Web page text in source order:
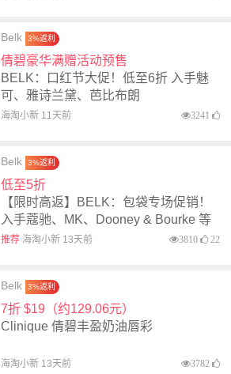
Belk 3%返利
倩碧豪华满赠活动预售
BELK：口红节大促！低至6折 入手魅
可、雅诗兰黛、芭比布朗
海淘小新 11天前 3241
Belk 3%返利
低至5折
【限时高返】BELK：包袋专场促销！
入手蔻驰、MK、Dooney & Bourke 等
推荐海淘小新 13天前 3810 22
Belk 3%返利
7折 $19（约129.06元）
Clinique 倩碧丰盈奶油唇彩
海淘小新 13天前 3782